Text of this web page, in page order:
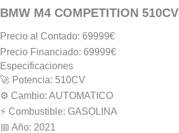
BMW M4 COMPETITION 510CV
Precio al Contado: 69999€
Precio Financiado: 69999€
Especificaciones
🚀 Potencia: 510CV
⚙️ Cambio: AUTOMATICO
⚡️ Combustible: GASOLINA
📅 Año: 2021